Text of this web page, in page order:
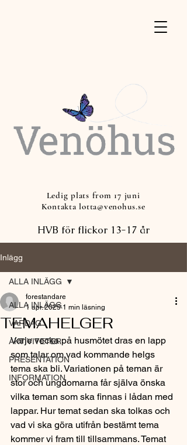
HVB för flickor 13-17 år
Ledig plats from 17 juni
Kontakta lotta@venohus.se
Inlägg
ALLA INLÄGG
VARDAG
AKTIVITETER
PRESENTATION
INFORMATION
ALLA INLÄGG
TEMAHELGER
forestandare
1 apr. 2025 1 min läsning
Varje vecka på husmötet dras en lapp
som talar om vad kommande helgs
tema ska bli. Variationen på teman är
stor och ungdomarna får själva önska
vilka teman som ska finnas i lådan med
lappar. Hur temat sedan ska tolkas och
vad vi ska göra utifrån bestämt tema
kommer vi fram till tillsammans. Temat